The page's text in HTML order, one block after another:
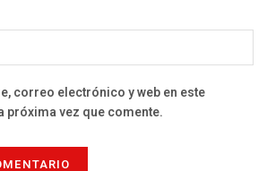
correo electrónico y web en este
próxima vez que comente.